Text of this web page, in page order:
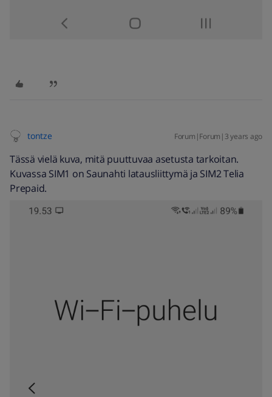
tontze Forum|Forum|3 years ago
Tässä vielä kuva, mitä puuttuvaa asetusta tarkoitan.
Kuvassa SIM1 on Saunahti latausliittymä ja SIM2 Telia
Prepaid.